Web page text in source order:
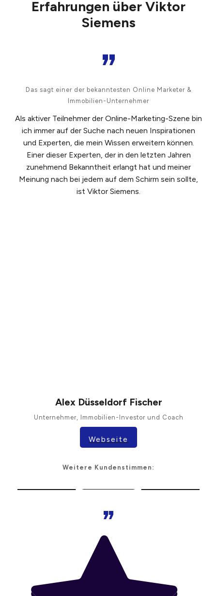
Erfahrungen über Viktor
Siemens
„
Das sagt einer der bekanntesten Online Marketer &
Immobilien-Unternehmer
Als aktiver Teilnehmer der Online-Marketing-Szene bin
ich immer auf der Suche nach neuen Inspirationen
und Experten, die mein Wissen erweitern können.
Einer dieser Experten, der in den letzten Jahren
zunehmend Bekanntheit erlangt hat und meiner
Meinung nach bei jedem auf dem Schirm sein sollte,
ist Viktor Siemens.
Alex Düsseldorf Fischer
Unternehmer, Immobilien-Investor und Coach
Webseite
Weitere Kundenstimmen:
„